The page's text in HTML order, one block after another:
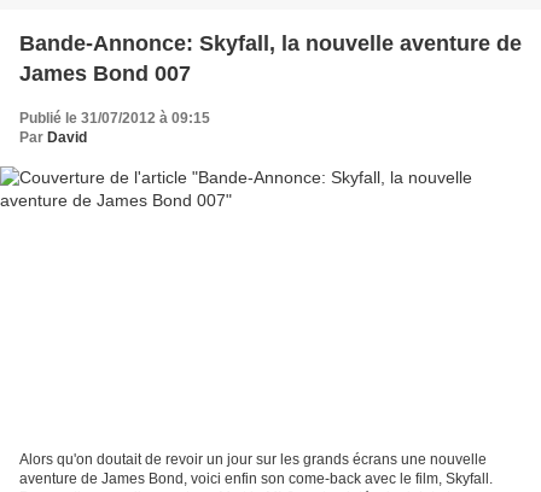
Bande-Annonce: Skyfall, la nouvelle aventure de
James Bond 007
Publié le 31/07/2012 à 09:15
Par David
Alors qu'on doutait de revoir un jour sur les grands écrans une nouvelle
aventure de James Bond, voici enfin son come-back avec le film, Skyfall.